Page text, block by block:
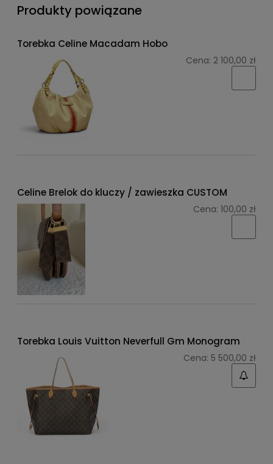
Produkty powiązane
Torebka Celine Macadam Hobo
Cena: 2 100,00 zł
Celine Brelok do kluczy / zawieszka CUSTOM
Cena: 100,00 zł
Torebka Louis Vuitton Neverfull Gm Monogram
Cena: 5 500,00 zł